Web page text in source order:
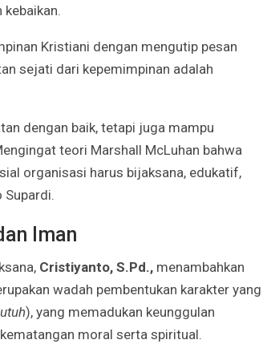
Kristiani dengan mengutip pesan
sejati dari kepemimpinan adalah
dengan baik, tetapi juga mampu
teori Marshall McLuhan bahwa
organisasi harus bijaksana, edukatif,
Supardi.
Iman
Cristiyanto, S.Pd., menambahkan
wadah pembentukan karakter yang
), yang memadukan keunggulan
moral serta spiritual.